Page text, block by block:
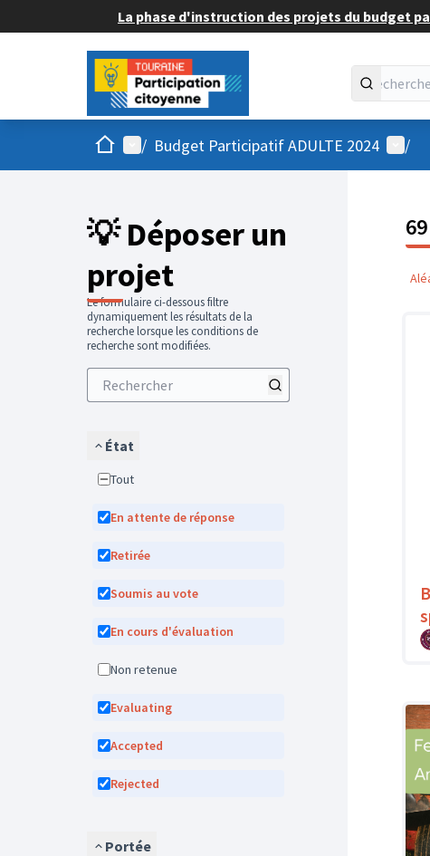
La phase d'instruction des projets du budget
AccueilMenu principal
/ Budget Participatif ADULTE 2024 Menu
/
💡 Déposer un
projet
Le formulaire ci-dessous filtre
dynamiquement les résultats de la
recherche lorsque les conditions de
recherche sont modifiées.
État
Tout
En attente de réponse
Retirée
Soumis au vote
En cours d'évaluation
Non retenue
Evaluating
Accepted
Rejected
Portée